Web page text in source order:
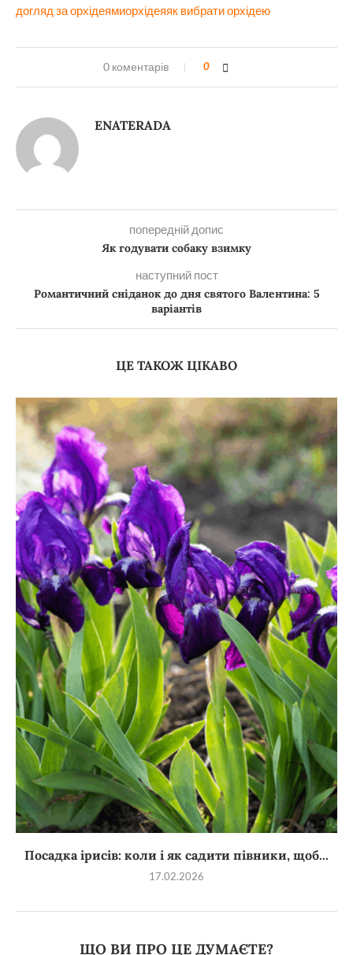
догляд за орхідеямиорхідеяяк вибрати орхідею
0 коментарів 0
ENATERADA
попередній допис
Як годувати собаку взимку
наступний пост
Романтичний сніданок до дня святого Валентина: 5
варіантів
ЦЕ ТАКОЖ ЦІКАВО
Посадка ірисів: коли і як садити півники, щоб...
17.02.2026
ЩО ВИ ПРО ЦЕ ДУМАЄТЕ?